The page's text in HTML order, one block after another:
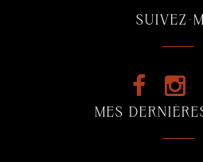
SUIVEZ-
MES